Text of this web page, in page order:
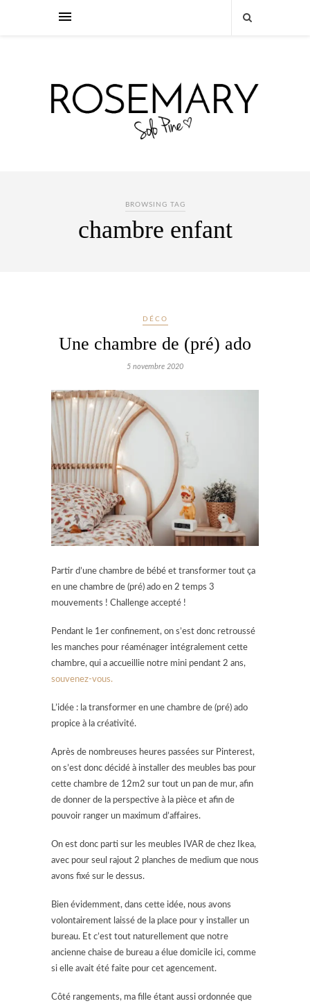
BROWSING TAG
chambre enfant
DÉCO
Une chambre de (pré) ado
5 novembre 2020
Partir d’une chambre de bébé et transformer tout ça
en une chambre de (pré) ado en 2 temps 3
mouvements ! Challenge accepté !
Pendant le 1er confinement, on s’est donc retroussé
les manches pour réaménager intégralement cette
chambre, qui a accueillie notre mini pendant 2 ans,
souvenez-vous.
L’idée : la transformer en une chambre de (pré) ado
propice à la créativité.
Après de nombreuses heures passées sur Pinterest,
on s’est donc décidé à installer des meubles bas pour
cette chambre de 12m2 sur tout un pan de mur, afin
de donner de la perspective à la pièce et afin de
pouvoir ranger un maximum d’affaires.
On est donc parti sur les meubles IVAR de chez Ikea,
avec pour seul rajout 2 planches de medium que nous
avons fixé sur le dessus.
Bien évidemment, dans cette idée, nous avons
volontairement laissé de la place pour y installer un
bureau. Et c’est tout naturellement que notre
ancienne chaise de bureau a élue domicile ici, comme
si elle avait été faite pour cet agencement.
Côté rangements, ma fille étant aussi ordonnée que